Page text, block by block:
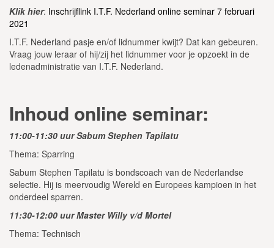
Klik hier: Inschrijflink I.T.F. Nederland online seminar 7 februari
2021
I.T.F. Nederland pasje en/of lidnummer kwijt? Dat kan gebeuren.
Vraag jouw leraar of hij/zij het lidnummer voor je opzoekt in de
ledenadministratie van I.T.F. Nederland.
Inhoud online seminar:
11:00-11:30 uur Sabum Stephen Tapilatu
Thema: Sparring
Sabum Stephen Tapilatu is bondscoach van de Nederlandse
selectie. Hij is meervoudig Wereld en Europees kampioen in het
onderdeel sparren.
11:30-12:00 uur Master Willy v/d Mortel
Thema: Technisch